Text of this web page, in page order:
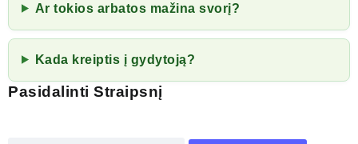
Ar tokios arbatos mažina svorį?
Kada kreiptis į gydytoją?
Pasidalinti Straipsnį